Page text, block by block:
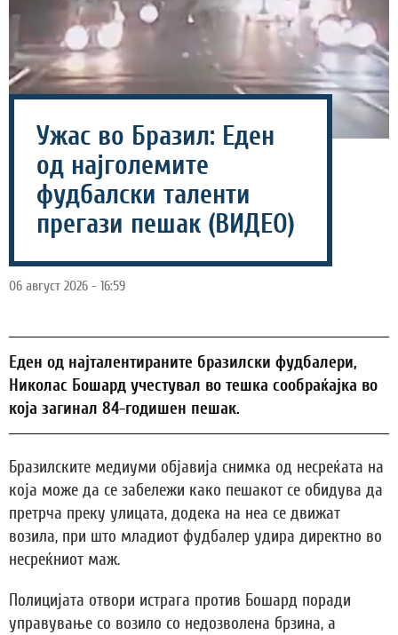
Ужас во Бразил: Еден
од најголемите
фудбалски таленти
прегази пешак (ВИДЕО)
06 август 2026 - 16:59
Еден од најталентираните бразилски фудбалери,
Николас Бошард учестувал во тешка сообраќајка во
која загинал 84-годишен пешак.
Бразилските медиуми објавија снимка од несреќата на
која може да се забележи како пешакот се обидува да
претрча преку улицата, додека на неа се движат
возила, при што младиот фудбалер удира директно во
несреќниот маж.
Полицијата отвори истрага против Бошард поради
управување со возило со недозволена брзина, а